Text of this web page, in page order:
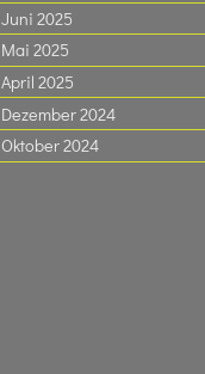
Juni 2025
Mai 2025
April 2025
Dezember 2024
Oktober 2024